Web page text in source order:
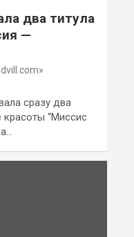
два титула
—
сразу два
красоты “Миссис